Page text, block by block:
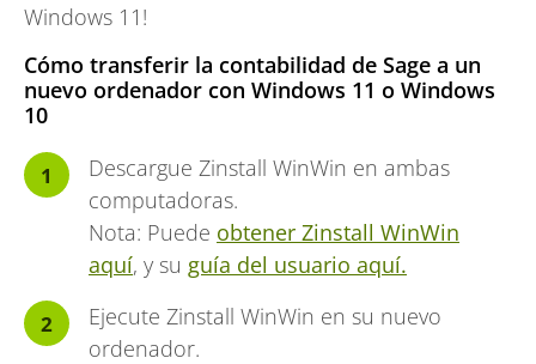
Windows 11!
Cómo transferir la contabilidad de Sage a un
nuevo ordenador con Windows 11 o Windows
10
Descargue Zinstall WinWin en ambas
computadoras.
Nota: Puede obtener Zinstall WinWin
aquí, y su guía del usuario aquí.
Ejecute Zinstall WinWin en su nuevo
ordenador.